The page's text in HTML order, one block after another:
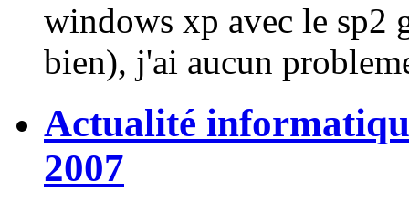
windows xp avec le sp2
bien), j'ai aucun
Actualité
2007